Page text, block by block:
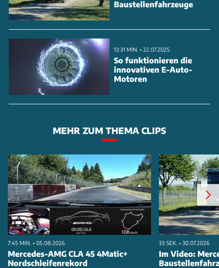
Baustellenfahrzeuge
13:31 MIN. • 22.07.2025
So funktionieren die
innovativen E-Auto-
Motoren
MEHR ZUM THEMA CLIPS
7:45 MIN. • 05.08.2026
Mercedes-AMG CLA 45 4Matic+
Nordschleifenrekord
33 SEK. • 30.07.2026
Im Video: